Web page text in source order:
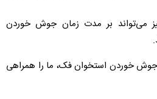
می‌تواند بر مدت زمان جوش خوردن
جوش خوردن استخوان فک، ما را همراهی